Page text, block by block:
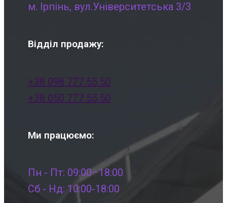
м. Ірпінь, вул.Університетська 3/3
Відділ продажу:
+38 098 777 55 50
+38 050 777 55 50
Ми працюємо:
Пн - Пт: 09:00–18:00
Сб - Нд: 10:00-18:00